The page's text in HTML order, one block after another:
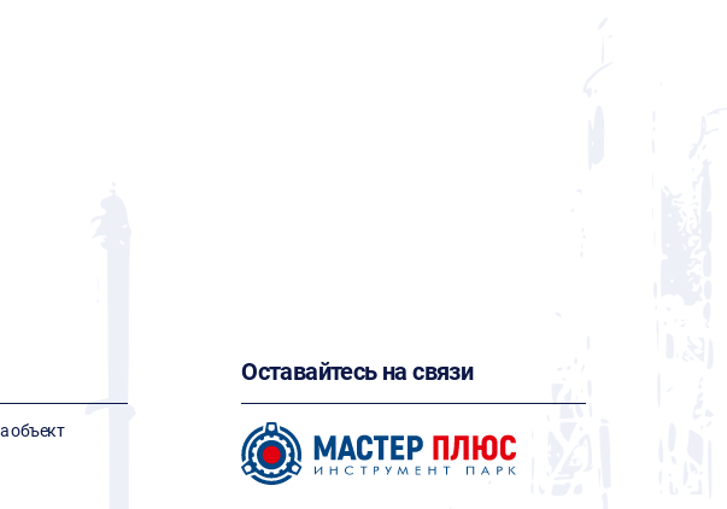
объект
Оставайтесь на связи